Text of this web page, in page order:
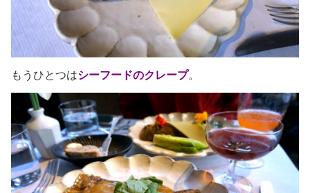
もうひとつはシーフードのクレープ。